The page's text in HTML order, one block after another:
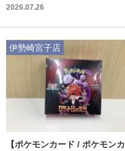
する高音質モデルが入荷
2026.07.26
【ポケモンカード / ポケモンカ
伊勢崎宮子店